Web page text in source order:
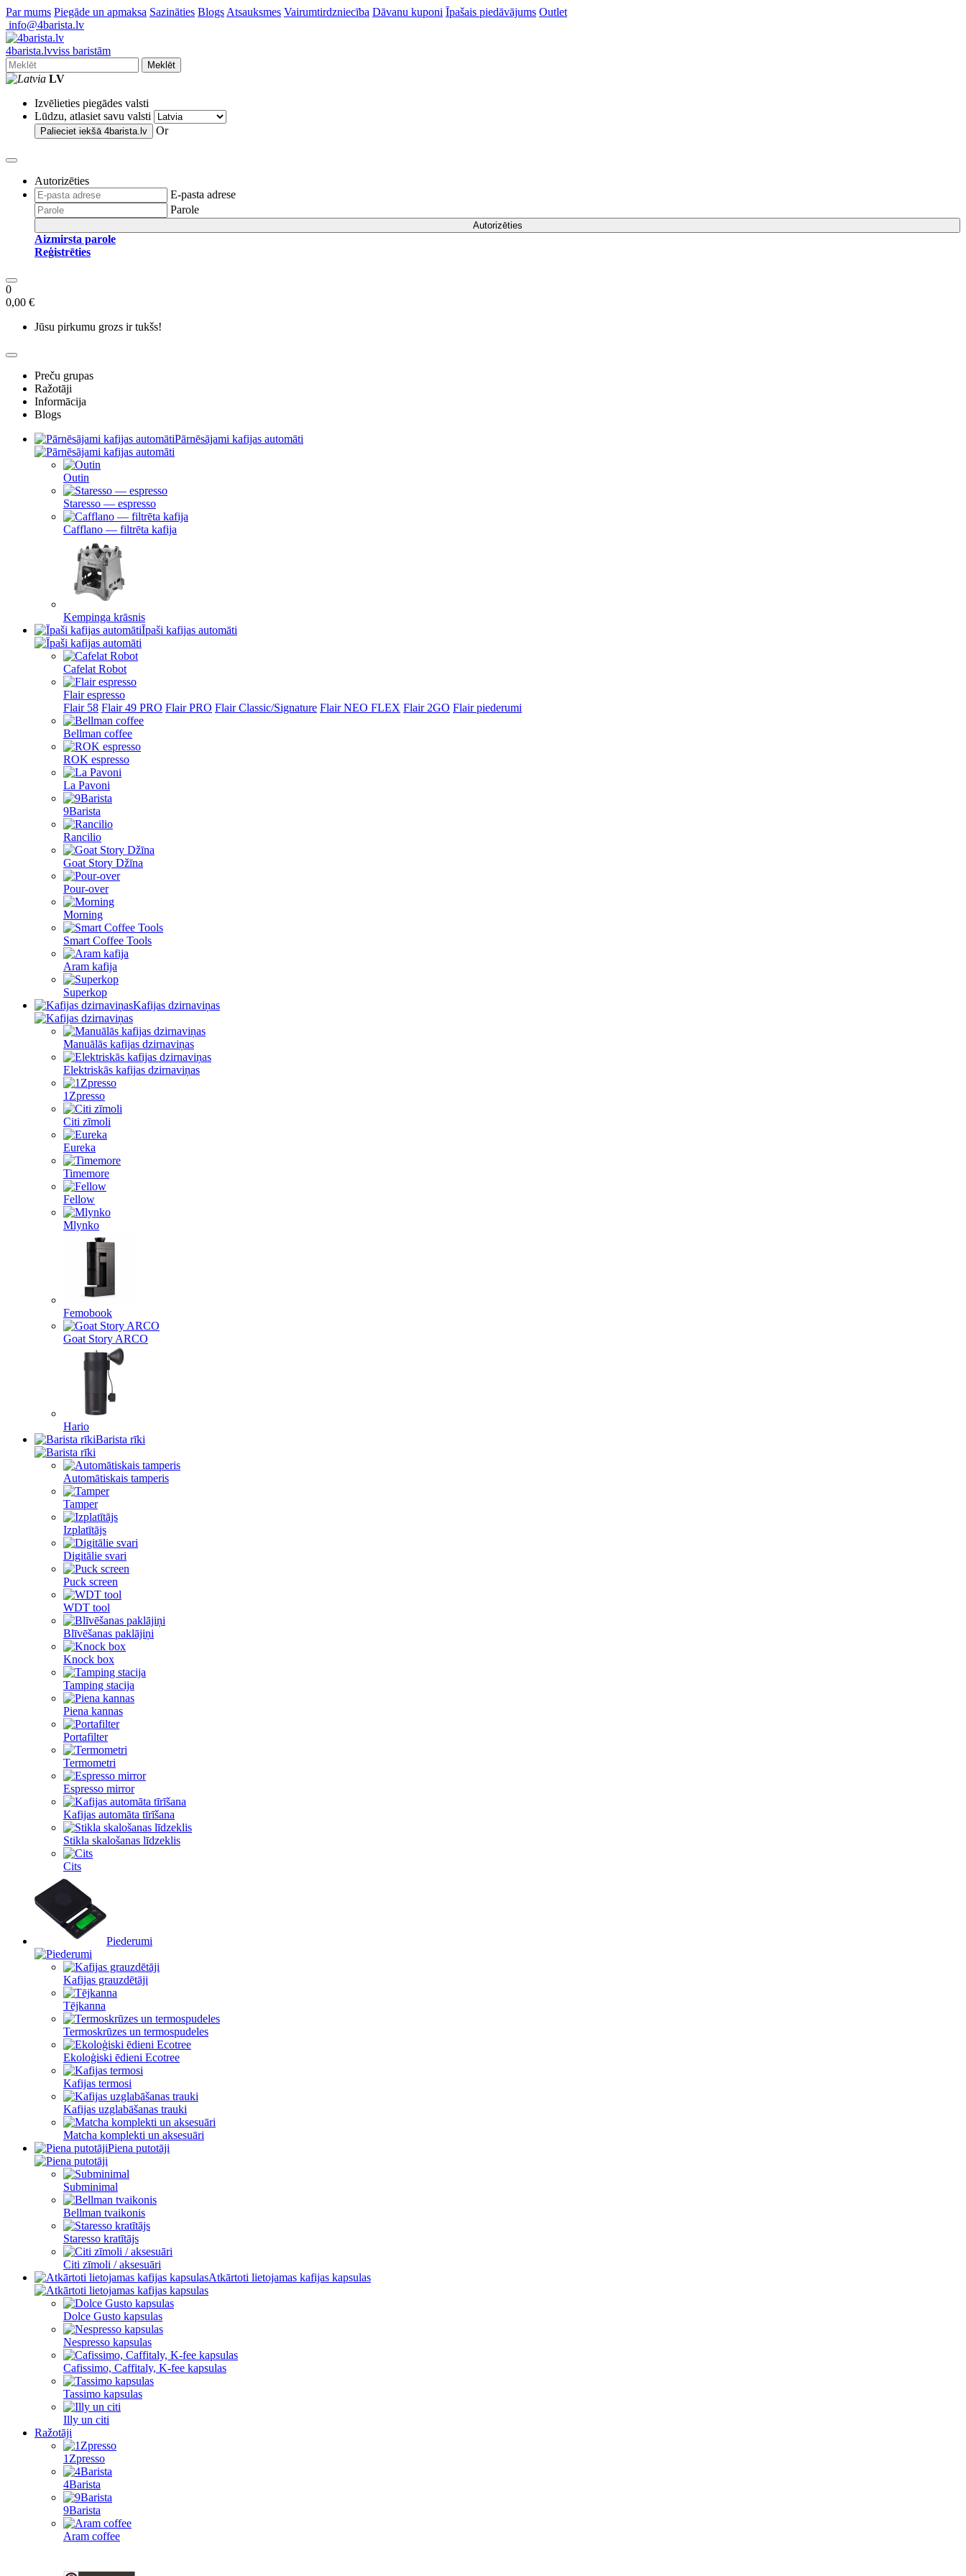
Par mums Piegāde un apmaksa Sazināties Blogs Atsauksmes Vairumtirdzniecība Dāvanu kuponi Īpašais piedāvājums Outlet
info@4barista.lv
4barista.lvviss baristām
Meklēt
LV
Izvēlieties piegādes valsti
Lūdzu, atlasiet savu valsti
Palieciet iekšā 4barista.lv Or
Autorizēties
E-pasta adrese
Parole
Autorizēties
Aizmirsta parole
Reģistrēties
0
0,00 €
Jūsu pirkumu grozs ir tukšs!
Preču grupas
Ražotāji
Informācija
Blogs
Pārnēsājami kafijas automāti
Outin
Staresso — espresso
Cafflano — filtrēta kafija
Kempinga krāsnis
Īpaši kafijas automāti
Cafelat Robot
Flair espresso
Flair 58 Flair 49 PRO Flair PRO Flair Classic/Signature Flair NEO FLEX Flair 2GO Flair piederumi
Bellman coffee
ROK espresso
La Pavoni
9Barista
Rancilio
Goat Story Džīna
Pour-over
Morning
Smart Coffee Tools
Aram kafija
Superkop
Kafijas dzirnaviņas
Manuālās kafijas dzirnaviņas
Elektriskās kafijas dzirnaviņas
1Zpresso
Citi zīmoli
Eureka
Timemore
Fellow
Mlynko
Femobook
Goat Story ARCO
Hario
Barista rīki
Automātiskais tamperis
Tamper
Izplatītājs
Digitālie svari
Puck screen
WDT tool
Blīvēšanas paklājiņi
Knock box
Tamping stacija
Piena kannas
Portafilter
Termometri
Espresso mirror
Kafijas automāta tīrīšana
Stikla skalošanas līdzeklis
Cits
Piederumi
Kafijas grauzdētāji
Tējkanna
Termoskrūzes un termospudeles
Ekoloģiski ēdieni Ecotree
Kafijas termosi
Kafijas uzglabāšanas trauki
Matcha komplekti un aksesuāri
Piena putotāji
Subminimal
Bellman tvaikonis
Staresso kratītājs
Citi zīmoli / aksesuāri
Atkārtoti lietojamas kafijas kapsulas
Dolce Gusto kapsulas
Nespresso kapsulas
Cafissimo, Caffitaly, K-fee kapsulas
Tassimo kapsulas
Illy un citi
Ražotāji
1Zpresso
4Barista
9Barista
Aram coffee